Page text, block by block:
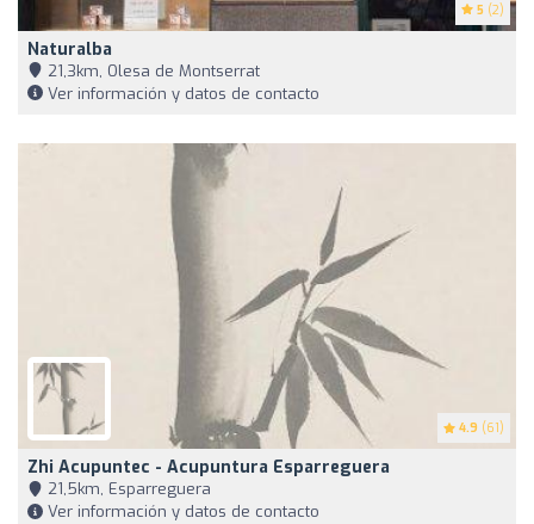
5 (2)
Naturalba
21,3km, Olesa de Montserrat
Ver información y datos de contacto
4.9 (61)
Zhi Acupuntec - Acupuntura Esparreguera
21,5km, Esparreguera
Ver información y datos de contacto